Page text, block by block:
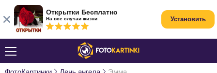
Открытки Бесплатно
На все случаи жизни Установить